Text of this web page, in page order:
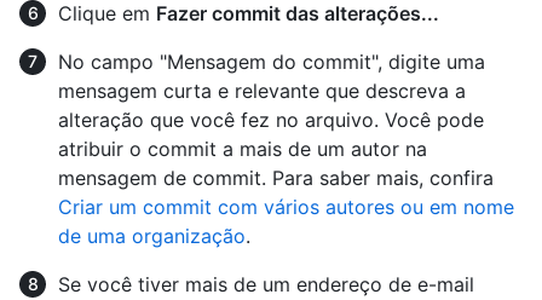
Clique em Fazer commit das alterações...
No campo "Mensagem do commit", digite uma
mensagem curta e relevante que descreva a
alteração que você fez no arquivo. Você pode
atribuir o commit a mais de um autor na
mensagem de commit. Para saber mais, confira
Criar um commit com vários autores ou em nome
de uma organização.
Se você tiver mais de um endereço de e-mail